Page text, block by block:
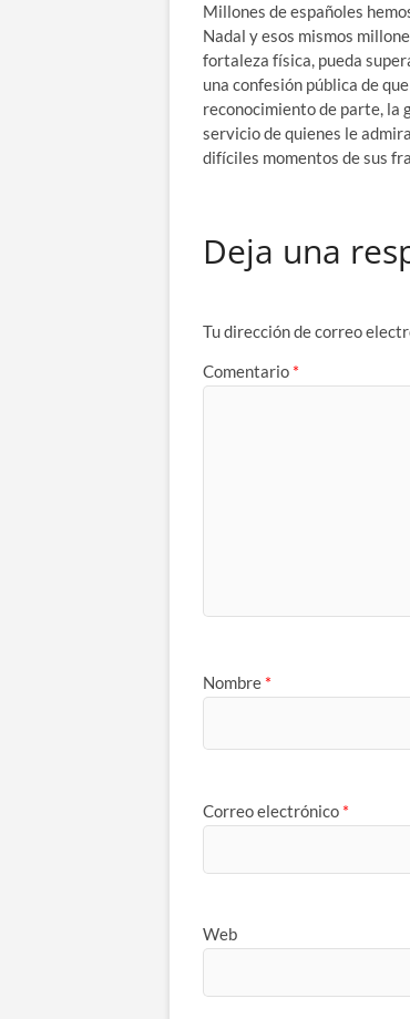
Millones de españoles
Nadal y esos mismos
fortaleza física, pueda
una confesión pública de
reconocimiento de parte, la
servicio de quienes le
difíciles momentos de sus
Deja una
Tu dirección de correo
Comentario *
Nombre *
Correo electrónico *
Web